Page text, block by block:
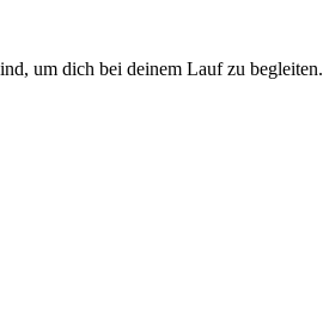
um dich bei deinem Lauf zu begleiten.